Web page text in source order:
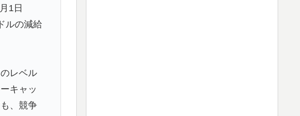
接待疑惑
本の商品
こち
応
1日
ルの減給
レベル
キャッ
、競争